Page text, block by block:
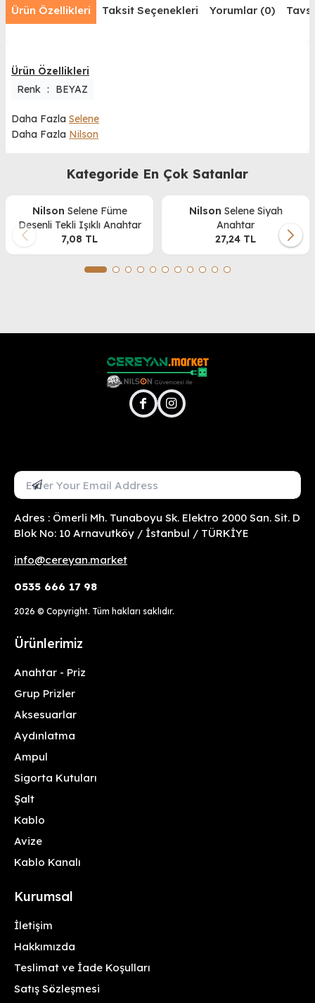
Ürün Özellikleri Taksit Seçenekleri Yorumlar (0)
Ürün Özellikleri
Renk : BEYAZ
Daha Fazla Selene
Daha Fazla Nilson
Kategoride En Çok Satanlar
Nilson Selene Füme
Desenli Tekli Işıklı Anahtar
7,08 TL
Nilson Selene Siyah
Anahtar
27,24 TL
facebookinstagram
Mail Adresini Gir
Abone Ol
Adres : Ömerli Mh. Tunaboyu Sk. Elektro 2000 San. Sit. D
Blok No: 10 Arnavutköy / İstanbul / TÜRKİYE
info@cereyan.market
0535 666 17 98
2026 © Copyright. Tüm hakları saklıdır.
Ürünlerimiz
Anahtar - Priz
Grup Prizler
Aksesuarlar
Aydınlatma
Ampul
Sigorta Kutuları
Şalt
Kablo
Avize
Kablo Kanalı
Kurumsal
İletişim
Hakkımızda
Teslimat ve İade Koşulları
Satış Sözleşmesi